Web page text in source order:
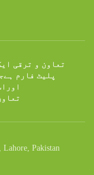
تعاون و ترقی
پلیٹ فارم
Lahore, Pakistan